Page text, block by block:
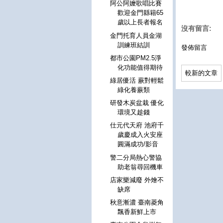
沒有留言:
發佈留言
較新的文章
阿公阿嬤歌唱比賽
歡迎金門縣籍65
歲以上長者報名
金門托育人員金湖
訓練班結訓
都市公園PM2.5淨
化功能值得期待
綠居優活 蕨對輕鬆
綠化養蕨類
研發木炭盆栽 優化
環境又趁錢
仕元代天府 池府千
歲慶成入火安座
圓滿成功/影音
警二分局熱心警協
助老翁尋回機車
店家樂減廢 外燴不
缺席
秋意漸濃 臺南菱角
飄香新鮮上市